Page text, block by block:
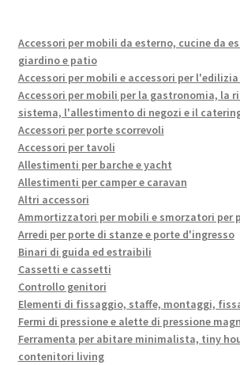
Accessori per mobili da esterno, cucine da
giardino e patio
Accessori per mobili e accessori per
Accessori per mobili per la gastronomia, la
sistema, l'allestimento di negozi e il
Accessori per porte scorrevoli
Accessori per tavoli
Allestimenti per barche e yacht
Allestimenti per camper e caravan
Altri accessori
Ammortizzatori per mobili e smorzatori per
Arredi per porte di stanze e porte d'ingresso
Binari di guida ed estraibili
Cassetti e cassetti
Controllo genitori
Elementi di fissaggio, staffe, montaggi,
Fermi di pressione e alette di pressione
Ferramenta per abitare minimalista, tiny
contenitori living